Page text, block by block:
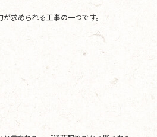
求められる工事の一つです。